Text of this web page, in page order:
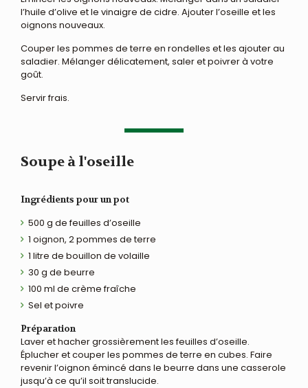
l’huile d’olive et le vinaigre de cidre. Ajouter l’oseille et les
oignons nouveaux.
Couper les pommes de terre en rondelles et les ajouter au
saladier. Mélanger délicatement, saler et poivrer à votre
goût.
Servir frais.
Soupe à l'oseille
Ingrédients pour un pot
500 g de feuilles d’oseille
1 oignon, 2 pommes de terre
1 litre de bouillon de volaille
30 g de beurre
100 ml de crème fraîche
Sel et poivre
Préparation
Laver et hacher grossièrement les feuilles d’oseille.
Éplucher et couper les pommes de terre en cubes. Faire
revenir l’oignon émincé dans le beurre dans une casserole
jusqu’à ce qu’il soit translucide.